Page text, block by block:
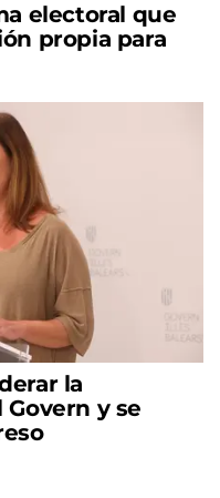
electoral que
propia para
la
y se